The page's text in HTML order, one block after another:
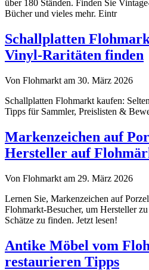
über 180 Ständen. Finden Sie
Bücher und vieles mehr. Eintr
Schallplatten
Vinyl-Raritäten finden
Von Flohmarkt am 30. März 2026
Schallplatten Flohmarkt kaufen:
Tipps für Sammler, Preislisten &
Markenzeichen auf
Hersteller auf
Von Flohmarkt am 29. März 2026
Lernen Sie, Markenzeichen auf
Flohmarkt-Besucher, um Hersteller
Schätze zu finden. Jetzt lesen!
Antike Möbel vom
restaurieren Tipps